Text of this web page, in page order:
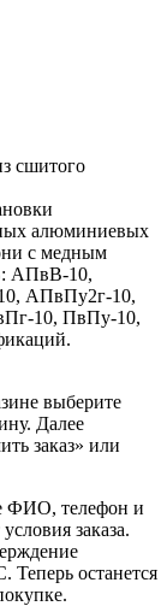
сшитого
алюминиевых
с медным
АПвВ-10,
АПвПу2г-10,
10, ПвПу-10,
выберите
Далее
заказ» или
ФИО, телефон и
заказа.
Теперь останется